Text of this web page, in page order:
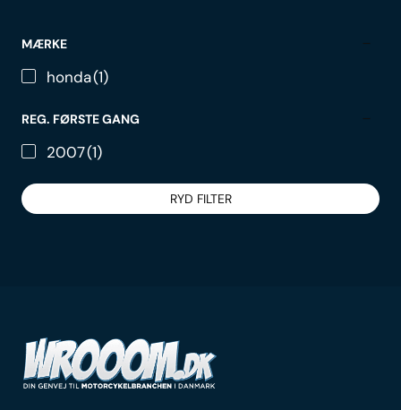
MÆRKE
honda(1)
REG. FØRSTE GANG
2007(1)
RYD FILTER